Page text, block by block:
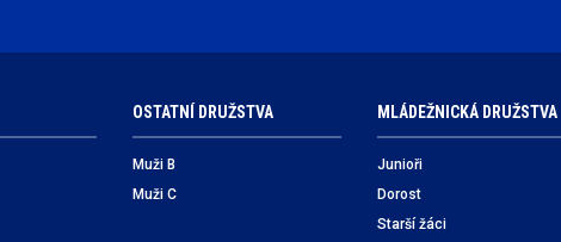
OSTATNÍ DRUŽSTVA
Muži B
Muži C
MLÁDEŽNICKÁ DRUŽSTVA
Junioři
Dorost
Starší žáci